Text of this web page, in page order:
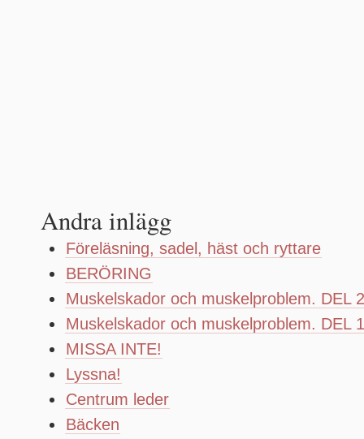
Andra inlägg
Föreläsning, sadel, häst och ryttare
BERÖRING
Muskelskador och muskelproblem. DEL 2
Muskelskador och muskelproblem. DEL 1
MISSA INTE!
Lyssna!
Centrum leder
Bäcken